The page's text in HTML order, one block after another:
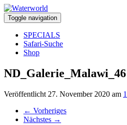
Toggle navigation
SPECIALS
Safari-Suche
Shop
ND_Galerie_Malawi_46
Veröffentlicht 27. November 2020 am
← Vorheriges
Nächstes →